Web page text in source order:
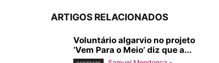
ARTIGOS RELACIONADOS
Voluntário algarvio no projeto
‘Vem Para o Meio’ diz que a...